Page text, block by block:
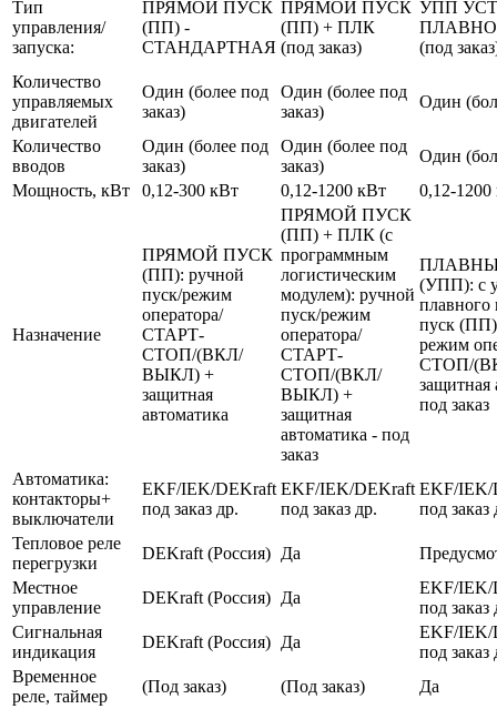
Тип
управления/
запуска:
ПРЯМОЙ ПУСК
(ПП) -
СТАНДАРТНАЯ
ПРЯМОЙ ПУСК
(ПП) + ПЛК
(под заказ)
УПП
(под
Количество
управляемых
двигателей
Один (более под
заказ)
Один (более под
заказ)
Один
Количество
вводов
Один (более под
заказ)
Один (более под
заказ)
Один
Мощность, кВт
0,12-300 кВт 0,12-1200 кВт 0,12-1200
Назначение
ПРЯМОЙ ПУСК
(ПП): ручной
пуск/режим
оператора/
СТАРТ-
СТОП/(ВКЛ/
ВЫКЛ) +
защитная
автоматика
ПРЯМОЙ ПУСК
(ПП) + ПЛК (с
программным
логистическим
модулем): ручной
пуск/режим
оператора/
СТАРТ-
СТОП/(ВКЛ/
ВЫКЛ) +
защитная
автоматика - под
заказ
(УПП): с
плавного
пуск
режим
СТОП/
защитная
под заказ
Автоматика:
контакторы+
выключатели
EKF/IEK/DEKraft
под заказ др.
EKF/IEK/DEKraft
под заказ др.
EKF/IEK/
под заказ
Тепловое реле
перегрузки
DEKraft (Россия) Да
Местное
управление
DEKraft (Россия) Да
EKF/IEK/
под заказ
Сигнальная
индикация
DEKraft (Россия) Да
EKF/IEK/
под заказ
Временное
реле, таймер
(Под заказ) (Под заказ)
Да